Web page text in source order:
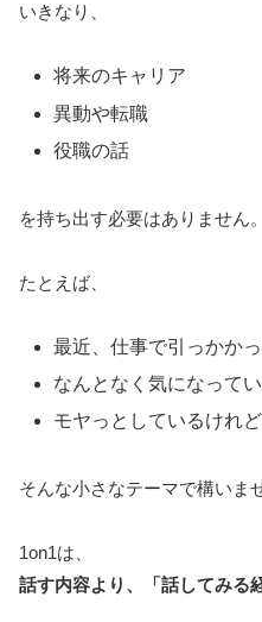
いきなり、
将来のキャリア
異動や転職
役職の話
を持ち出す必要はありません。
たとえば、
最近、仕事で引っかか
なんとなく気になって
モヤっとしているけれ
そんな小さなテーマで構いま
1on1は、
話す内容より、「話してみる